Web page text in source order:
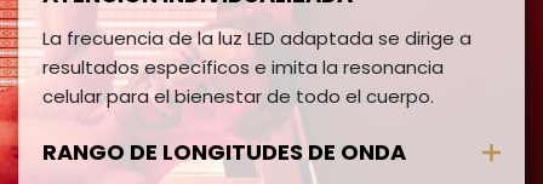
u
l
a
i
La frecuencia de la luz LED adaptada se dirige a
resultados específicos e imita la resonancia
celular para el bienestar de todo el cuerpo.
RANGO DE LONGITUDES DE ONDA